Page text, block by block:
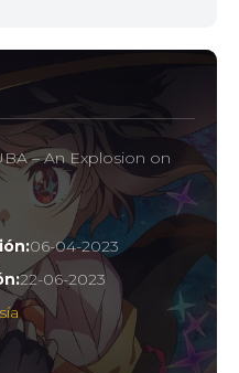
– An Explosion on
06-04-2023
22-06-2023